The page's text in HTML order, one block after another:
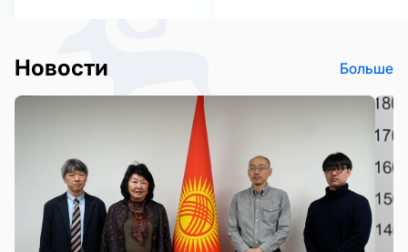
Новости Больше